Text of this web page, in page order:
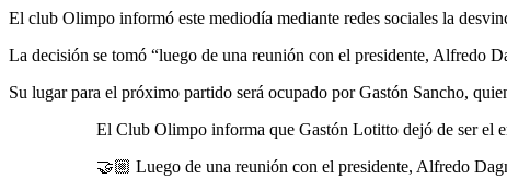
El club Olimpo informó este mediodía mediante redes sociales la
La decisión se tomó “luego de una reunión con el presidente, Alfredo
Su lugar para el próximo partido será ocupado por Gastón Sancho,
El Club Olimpo informa que Gastón Lotitto dejó de ser el
🤝🏼 Luego de una reunión con el presidente, Alfredo